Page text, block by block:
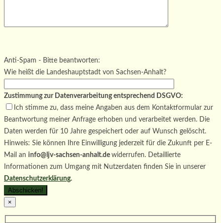
Bitte lasse dieses Feld leer.
Anti-Spam - Bitte beantworten:
Wie heißt die Landeshauptstadt von Sachsen-Anhalt?
Zustimmung zur Datenverarbeitung entsprechend DSGVO:
Ich stimme zu, dass meine Angaben aus dem Kontaktformular zur
Beantwortung meiner Anfrage erhoben und verarbeitet werden. Die
Daten werden für 10 Jahre gespeichert oder auf Wunsch gelöscht.
Hinweis: Sie können Ihre Einwilligung jederzeit für die Zukunft per E-
Mail an info@ljv-sachsen-anhalt.de widerrufen. Detaillierte
Informationen zum Umgang mit Nutzerdaten finden Sie in unserer
Datenschutzerklärung.
×